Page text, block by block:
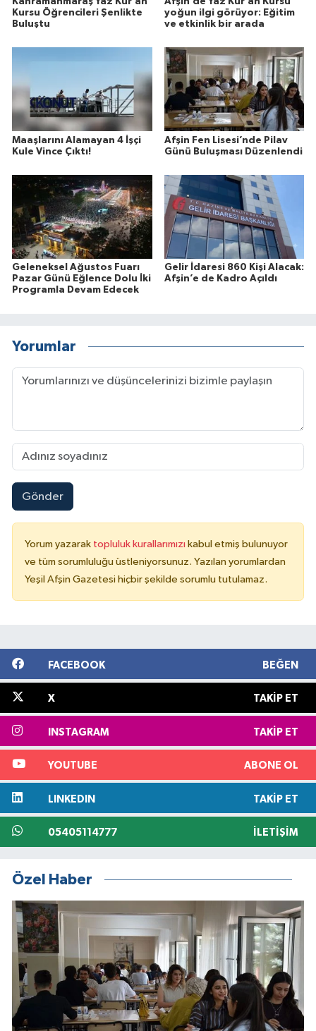
Kursu Öğrencileri Şenlikte
Buluştu
yoğun ilgi görüyor: Eğitim
ve etkinlik bir arada
Maaşlarını Alamayan 4 İşçi
Kule Vince Çıktı!
Afşin Fen Lisesi’nde Pilav
Günü Buluşması Düzenlendi
Geleneksel Ağustos Fuarı
Pazar Günü Eğlence Dolu İki
Programla Devam Edecek
Gelir İdaresi 860 Kişi Alacak:
Afşin’e de Kadro Açıldı
Yorumlar
Gönder
Yorum yazarak topluluk kurallarımızı kabul etmiş bulunuyor
ve tüm sorumluluğu üstleniyorsunuz. Yazılan yorumlardan
Yeşil Afşin Gazetesi hiçbir şekilde sorumlu tutulamaz.
FACEBOOK BEĞEN
X TAKIP ET
INSTAGRAM TAKIP ET
YOUTUBE ABONE OL
LINKEDIN TAKIP ET
05405114777 İLETIŞIM
Özel Haber